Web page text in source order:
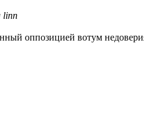
linn
оппозицией вотум